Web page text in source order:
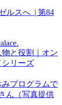
ルスへ | 第84
と役割｜オン
シリーズ